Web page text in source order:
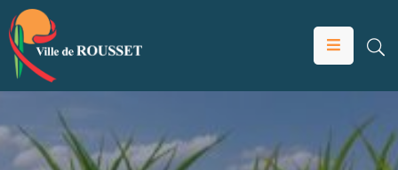
VOTRE
VIVRE
À